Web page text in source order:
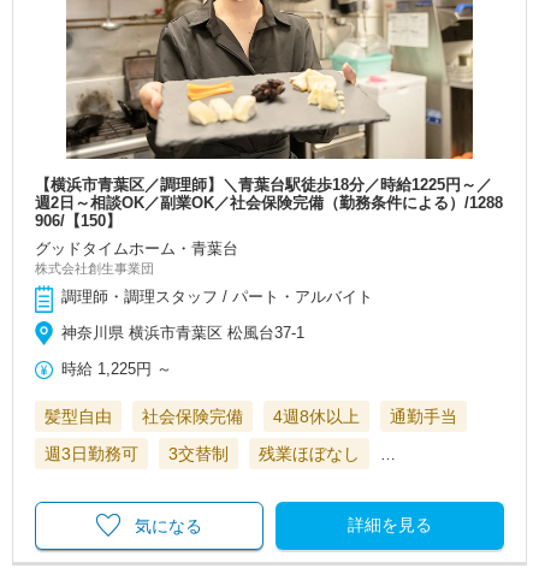
【横浜市青葉区／調理師】＼青葉台駅徒歩18分／時給1225円～／
週2日～相談OK／副業OK／社会保険完備（勤務条件による）/1288
906/【150】
グッドタイムホーム・青葉台
株式会社創生事業団
調理師・調理スタッフ / パート・アルバイト
神奈川県 横浜市青葉区 松風台37-1
時給 1,225円 ～
髪型自由 社会保険完備 4週8休以上
通勤手当
週3日勤務可
3交替制 残業ほぼなし …
詳細を見る
気になる